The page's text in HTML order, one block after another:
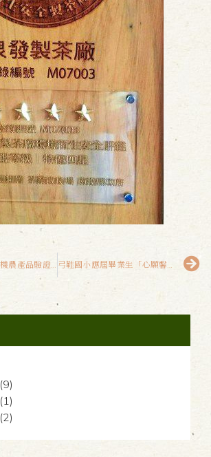
泉發茶廠取得有機農產品驗證證書 弓鞋國小應屆畢業生「心願馨茶」-泉發製茶廠
(9)
(1)
(2)